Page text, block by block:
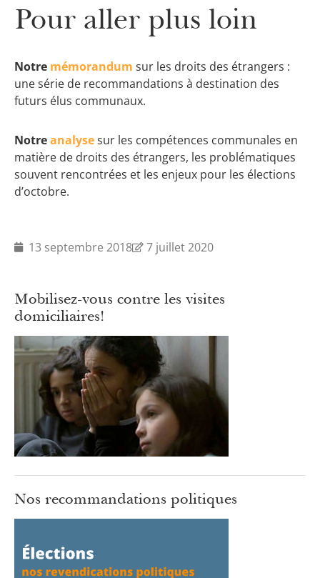
Pour aller plus loin
Notre mémorandum sur les droits des étrangers :
une série de recommandations à destination des
futurs élus communaux.
Notreanalysesur les compétences communales en
matière de droits des étrangers, les problématiques
souvent rencontrées et les enjeux pour les élections
d’octobre.
13 septembre 2018 7 juillet 2020
Mobilisez-vous contre les visites
domiciliaires!
Nos recommandations politiques